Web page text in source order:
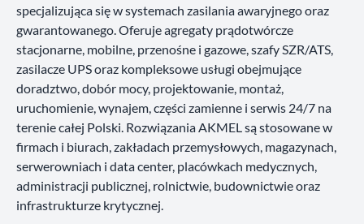
specjalizująca się w systemach zasilania awaryjnego oraz
gwarantowanego. Oferuje agregaty prądotwórcze
stacjonarne, mobilne, przenośne i gazowe, szafy SZR/ATS,
zasilacze UPS oraz kompleksowe usługi obejmujące
doradztwo, dobór mocy, projektowanie, montaż,
uruchomienie, wynajem, części zamienne i serwis 24/7 na
terenie całej Polski. Rozwiązania AKMEL są stosowane w
firmach i biurach, zakładach przemysłowych, magazynach,
serwerowniach i data center, placówkach medycznych,
administracji publicznej, rolnictwie, budownictwie oraz
infrastrukturze krytycznej.